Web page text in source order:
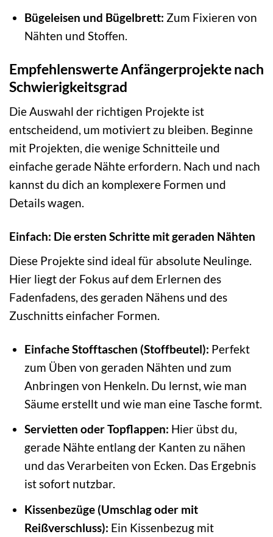
Bügeleisen und Bügelbrett: Zum Fixieren von
Nähten und Stoffen.
Empfehlenswerte Anfängerprojekte nach
Schwierigkeitsgrad
Die Auswahl der richtigen Projekte ist
entscheidend, um motiviert zu bleiben. Beginne
mit Projekten, die wenige Schnitteile und
einfache gerade Nähte erfordern. Nach und nach
kannst du dich an komplexere Formen und
Details wagen.
Einfach: Die ersten Schritte mit geraden Nähten
Diese Projekte sind ideal für absolute Neulinge.
Hier liegt der Fokus auf dem Erlernen des
Fadenfadens, des geraden Nähens und des
Zuschnitts einfacher Formen.
Einfache Stofftaschen (Stoffbeutel): Perfekt
zum Üben von geraden Nähten und zum
Anbringen von Henkeln. Du lernst, wie man
Säume erstellt und wie man eine Tasche formt.
Servietten oder Topflappen: Hier übst du,
gerade Nähte entlang der Kanten zu nähen
und das Verarbeiten von Ecken. Das Ergebnis
ist sofort nutzbar.
Kissenbezüge (Umschlag oder mit
Reißverschluss): Ein Kissenbezug mit